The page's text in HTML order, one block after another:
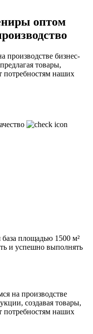
оптом
производстве бизнес-
товары,
потребностям наших
база площадью 1500 м²
и успешно выполнять
на производстве
создавая товары,
потребностям наших